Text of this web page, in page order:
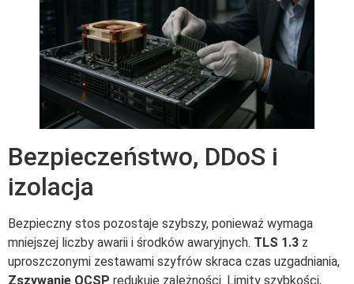
Bezpieczeństwo, DDoS i
izolacja
Bezpieczny stos pozostaje szybszy, ponieważ wymaga
mniejszej liczby awarii i środków awaryjnych. TLS 1.3 z
uproszczonymi zestawami szyfrów skraca czas uzgadniania,
Zszywanie OCSP redukuje zależności. Limity szybkości,